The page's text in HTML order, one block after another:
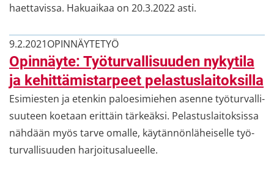
haet­ta­vis­sa. Ha­kuai­kaa on 20.3.2022 asti.
9.2.2021OPIN­NÄY­TE­TYÖ
Opin­näy­te: Työ­tur­val­li­suu­den ny­ky­ti­la
ja ke­hit­tä­mis­tar­peet pe­las­tus­lai­tok­sil­la
Esi­mies­ten ja eten­kin pa­loe­si­mie­hen asen­ne työ­tur­val­li­
suu­teen koe­taan erit­täin tär­keäk­si. Pe­las­tus­lai­tok­sis­sa
näh­dään myös tarve omal­le, käy­tän­nön­lä­hei­sel­le työ­
tur­val­li­suu­den har­joi­tusa­lu­eel­le.